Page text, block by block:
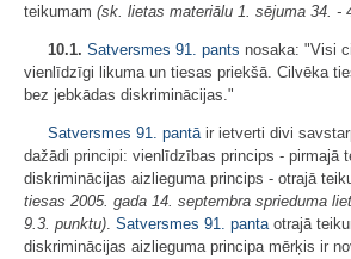
teikumam (sk. lietas materiālu 1. sējuma 34. -
10.1. Satversmes 91. pants nosaka: "Visi
vienlīdzīgi likuma un tiesas priekšā. Cilvēka
bez jebkādas diskriminācijas."
Satversmes 91. pantāir ietverti divi
dažādi principi: vienlīdzības princips - pirmajā
diskriminācijas aizlieguma princips - otrajā
tiesas 2005. gada 14. septembra sprieduma
9.3. punktu). Satversmes 91. pantaotrajā
diskriminācijas aizlieguma principa mērķis ir